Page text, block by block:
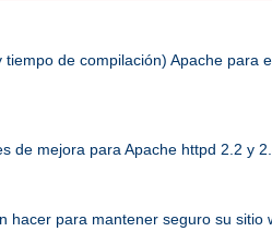
de compilación) Apache
de mejora para Apache httpd 2.2 y
hacer para mantener seguro su sitio